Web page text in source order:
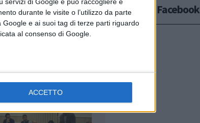
durante le visite o l’utilizzo da parte
e ai suoi tag di terze parti riguardo
al consenso di Google.
ACCETTO
Seguici su Facebook